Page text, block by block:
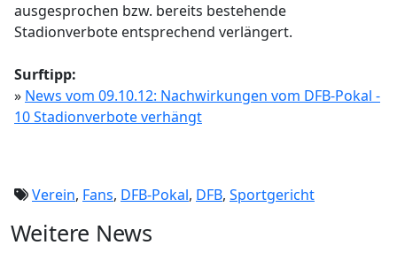
ausgesprochen bzw. bereits bestehende
Stadionverbote entsprechend verlängert.
Surftipp:
» News vom 09.10.12: Nachwirkungen vom DFB-Pokal -
10 Stadionverbote verhängt
Verein, Fans, DFB-Pokal, DFB, Sportgericht
Weitere News